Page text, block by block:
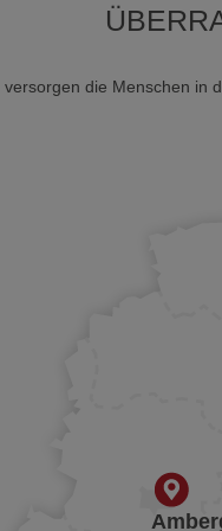
versorgen die Menschen in